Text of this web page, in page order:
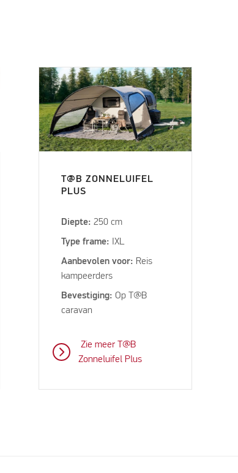
T@B ZONNELUIFEL
PLUS
Diepte: 250 cm
Type frame: IXL
Aanbevolen voor: Reis
kampeerders
Bevestiging: Op T@B
caravan
Zie meer T@B
Zonneluifel Plus